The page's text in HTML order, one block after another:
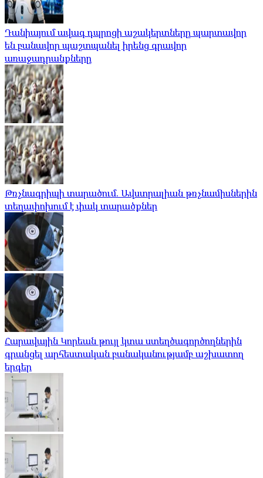
Դանիայում ավագ դպրոցի աշակերտները պարտավոր
են բանավոր պաշտպանել իրենց գրավոր
առաջադրանքները
Թռչնագրիպի տարածում. Ավստրալիան թռչնամիսներին
տեղափոխում է փակ տարածքներ
Հարավային Կորեան թույլ կտա ստեղծագործողներին
գրանցել արհեստական ​​բանականությամբ աշխատող
երգեր